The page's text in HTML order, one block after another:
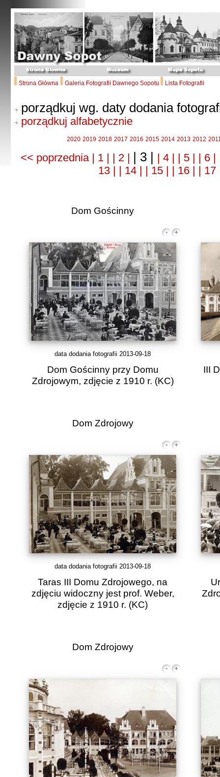
Strona Główna Galeria Fotografii Dawnego Sopotu Lista Fotografii
porządkuj wg. daty dodania
porządkuj alfabetycznie
2020 2019 2018 2017 2016 2015 2014 2013 2012
<< poprzednia | 1 | | 2 | | 3 | | 4 | | 5 | | 6 |
13 | | 14 | | 15 | | 16 | |
Dom Gościnny
data dodania fotografii 2013-09-18
Dom Gościnny przy Domu
Zdrojowym, zdjęcie z 1910 r. (KC)
III
Dom Zdrojowy
data dodania fotografii 2013-09-18
Taras III Domu Zdrojowego, na
zdjęciu widoczny jest prof. Weber,
zdjęcie z 1910 r. (KC)
Dom Zdrojowy